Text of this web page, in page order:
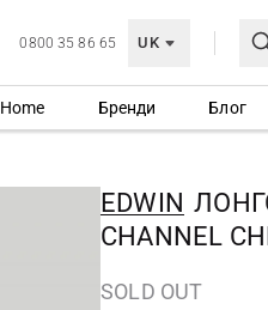
0800 35 86 65 UK
Ще
Home Бренди Блог
EDWIN
CHANNEL
SOLD OUT